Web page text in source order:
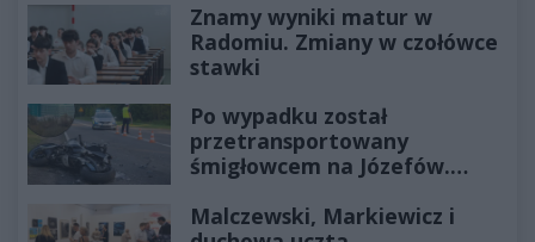
Znamy wyniki matur w
Radomiu. Zmiany w czołówce
stawki
Po wypadku został
przetransportowany
śmigłowcem na Józefów.
Malczewski, Markiewicz i